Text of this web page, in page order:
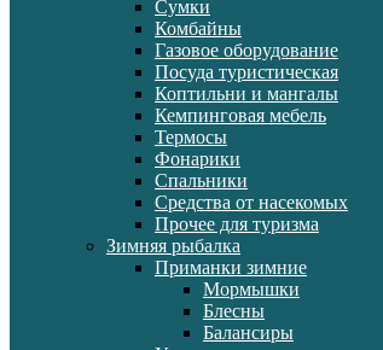
Сумки
Комбайны
Газовое оборудование
Посуда туристическая
Коптильни и мангалы
Кемпинговая мебель
Термосы
Фонарики
Спальники
Средства от насекомых
Прочее для туризма
Зимняя рыбалка
Приманки зимние
Мормышки
Блесны
Балансиры